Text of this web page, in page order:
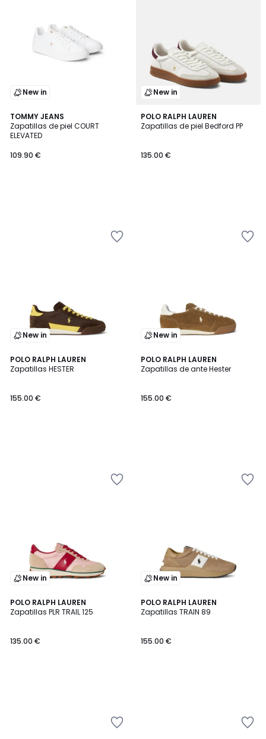
New in
TOMMY JEANS
Zapatillas de piel COURT
ELEVATED
109.90 €
New in
POLO RALPH LAUREN
Zapatillas de piel Bedford PP
135.00 €
New in
POLO RALPH LAUREN
Zapatillas HESTER
155.00 €
New in
POLO RALPH LAUREN
Zapatillas de ante Hester
155.00 €
New in
POLO RALPH LAUREN
Zapatillas PLR TRAIL 125
135.00 €
New in
POLO RALPH LAUREN
Zapatillas TRAIN 89
155.00 €